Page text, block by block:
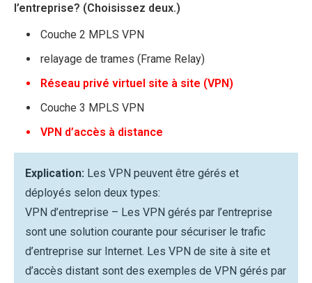
l’entreprise? (Choisissez deux.)
Couche 2 MPLS VPN
relayage de trames (Frame Relay)
Réseau privé virtuel site à site (VPN)
Couche 3 MPLS VPN
VPN d’accès à distance
Explication: Les VPN peuvent être gérés et
déployés selon deux types:
VPN d’entreprise – Les VPN gérés par l’entreprise
sont une solution courante pour sécuriser le trafic
d’entreprise sur Internet. Les VPN de site à site et
d’accès distant sont des exemples de VPN gérés par